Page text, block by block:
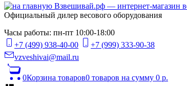
Официальный дилер весового оборудования
Часы работы: пн-пт 10:00-18:00
+7 (499) 938-40-00
+7 (999) 333-90-38
vzveshivai@mail.ru
0Корзина товаров0 товаров на сумму 0 р.